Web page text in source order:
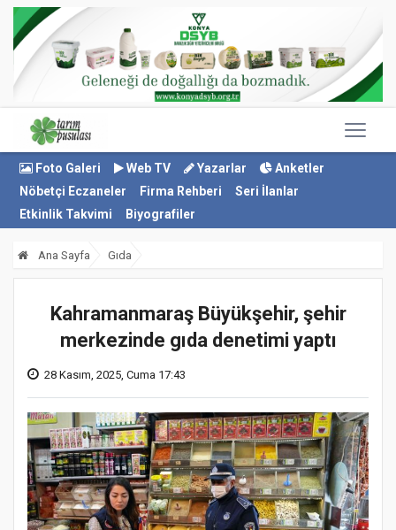
Foto Galeri Web TV Yazarlar
Anketler
Nöbetçi Eczaneler
Firma Rehberi
Seri İlanlar
Etkinlik Takvimi
Biyografiler
Ana Sayfa Gıda
Kahramanmaraş Büyükşehir, şehir
merkezinde gıda denetimi yaptı
28 Kasım, 2025, Cuma 17:43